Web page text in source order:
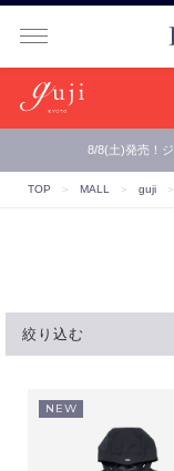
【B.R.ONLINE】
TOP ＞ MALL ＞ guji ＞
絞り込む
NEW